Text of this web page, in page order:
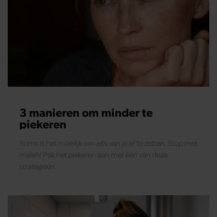
3 manieren om minder te
piekeren
Soms is het moeilijk om iets van je af te zetten. Stop met
malen! Pak het piekeren aan met één van deze
strategieën.